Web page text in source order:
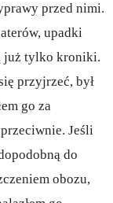
przed nimi.
upadki
już tylko kroniki.
przyjrzeć, był
go za
Jeśli
do
obozu,